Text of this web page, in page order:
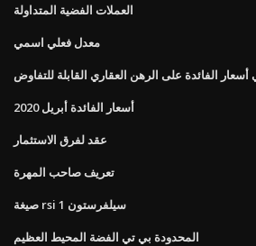
العملات الفضية المتداولة
معدل فعلي اسمي
الفائدة على الرهن العقاري القابلة للتفاوض
أسعار الفائدة أبريل 2020
عقد لفرق الاستثمار
تعريف صاحب المهرة
صيغة rsi 1 سيلفرستون
المحدودة بي تي الفضة المحيط العظيم